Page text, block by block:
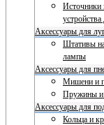
Источники
Аксессуары для
Штативы
лампы
Аксессуары для
Мишени и
Пружины
Аксессуары для
Кольца и